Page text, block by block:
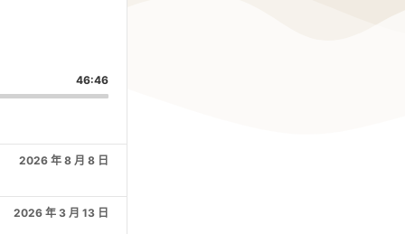
46:46
2026 年 8 月 8 日
2026 年 3 月 13 日